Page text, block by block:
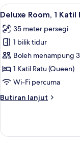
Lihat
semua
foto
untuk
Deluxe
Room,
1
Ratu
2
Deluxe Room, 1
35 meter persegi
1 bilik tidur
Boleh menampung 3
1 Katil Ratu (Queen)
Wi-Fi percuma
Butiran lanjut
Butiran
Room,